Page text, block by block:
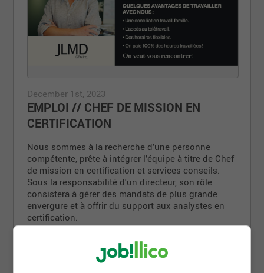
December 1st, 2023
EMPLOI // CHEF DE MISSION EN
CERTIFICATION
Nous sommes à la recherche d’une personne
compétente, prête à intégrer l’équipe à titre de Chef
de mission en certification et services conseils.
Sous la responsabilité d'un directeur, son rôle
consistera à gérer des mandats de plus grande
envergure et à offrir du support aux analystes en
certification.
Détenir un titre CPA auditeur/auditrice
Posséder plus de 4 ans d’expérience dans un